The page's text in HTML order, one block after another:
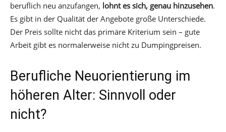
beruflich neu anzufangen, lohnt es sich, genau hinzusehen.
Es gibt in der Qualität der Angebote große Unterschiede.
Der Preis sollte nicht das primäre Kriterium sein – gute
Arbeit gibt es normalerweise nicht zu Dumpingpreisen.
Berufliche Neuorientierung im
höheren Alter: Sinnvoll oder
nicht?